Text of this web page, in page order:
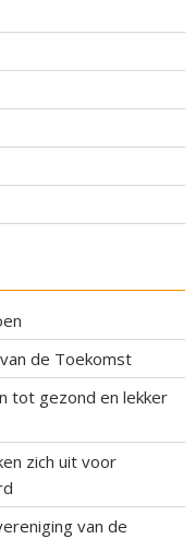
de Toekomst
tot gezond en lekker
zich uit voor
van de